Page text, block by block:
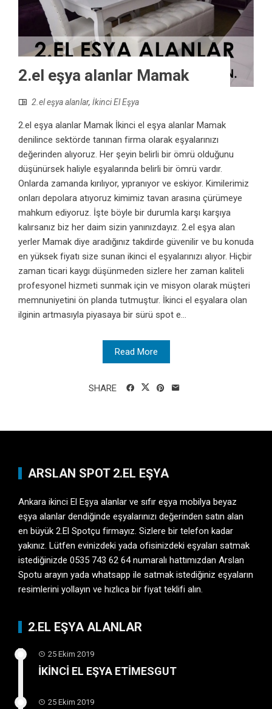
2.el eşya alanlar Mamak
2.el eşya alanlar, İkinci El Eşya
2.el eşya alanlar Mamak İkinci el eşya alanlar Mamak
denilince sektörde tanınan firma olarak eşyalarınızı
değerinden alıyoruz. Her şeyin belirli bir ömrü olduğunu
düşünürsek haliyle eşyalarında belirli bir ömrü vardır.
Onlarda zamanda kırılıyor, yıpranıyor ve eskiyor. Kimilerimiz
onları depolara atıyoruz kimimiz tavan arasına çürümeye
mahkum ediyoruz. İşte böyle bir durumla karşı karşıya
kalırsanız biz her daim sizin yanınızdayız. 2.el eşya alan
yerler Mamak diye aradığınız takdirde güvenilir ve bu konuda
en yüksek fiyatı size sunan ikinci el eşyalarınızı alıyor. Hiçbir
zaman ticari kaygı düşünmeden sizlere her zaman kaliteli
profesyonel hizmeti sunmak için ve misyon olarak müşteri
memnuniyetini ön planda tutmuştur. İkinci el eşyalara olan
ilginin artmasıyla piyasaya bir sürü spot e...
Read More
SHARE
ARSLAN SPOT 2.EL EŞYA
Ankara ikinci El Eşya alanlar ve sıfır eşya mobilya beyaz
eşya alanlar dendiğinde eşyalarınızı değerinden satın alan
en büyük 2.El Spotçu firmayız. Sizlere bir telefon kadar
yakınız. Lütfen evinizdeki yada ofisinizdeki eşyaları satmak
istediğinizde 0535 743 62 64 numaralı hattımızdan Arslan
Spotu arayın yada whatsapp ile satmak istediğiniz eşyaların
resimlerini yollayın ve hızlıca bir fiyat teklifi alın.
2.EL EŞYA ALANLAR
25 Ekim 2019
İKİNCİ EL EŞYA ETİMESGUT
25 Ekim 2019